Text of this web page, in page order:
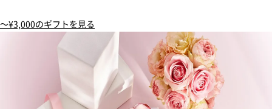
〜¥3,000のギフトを見る